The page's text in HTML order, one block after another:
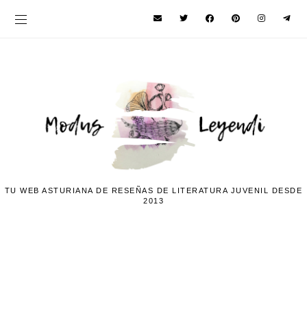
TU WEB ASTURIANA DE RESEÑAS DE LITERATURA JUVENIL DESDE
2013